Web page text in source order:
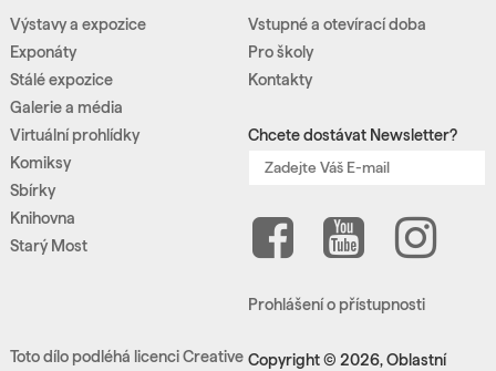
Výstavy a expozice
Exponáty
Stálé expozice
Galerie a média
Virtuální prohlídky
Komiksy
Sbírky
Knihovna
Starý Most
Toto dílo podléhá licenci Creative
Vstupné a otevírací doba
Pro školy
Kontakty
Chcete dostávat Newsletter?
Prohlášení o přístupnosti
Copyright © 2026, Oblastní